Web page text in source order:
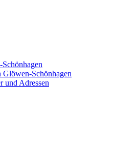
Glöwen-Schönhagen
und Adressen